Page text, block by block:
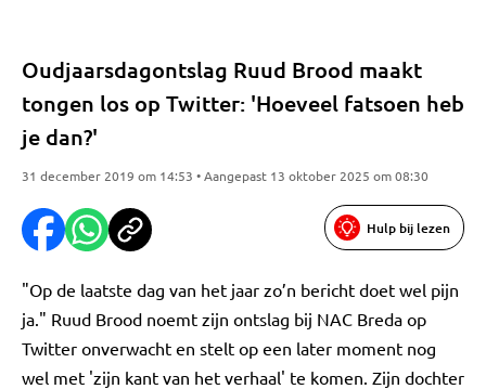
Oudjaarsdagontslag Ruud Brood maakt
tongen los op Twitter: 'Hoeveel fatsoen heb
je dan?'
31 december 2019 om 14:53 • Aangepast 13 oktober 2025 om 08:30
Hulp bij lezen
"Op de laatste dag van het jaar zo’n bericht doet wel pijn
ja." Ruud Brood noemt zijn ontslag bij NAC Breda op
Twitter onverwacht en stelt op een later moment nog
wel met 'zijn kant van het verhaal' te komen. Zijn dochter